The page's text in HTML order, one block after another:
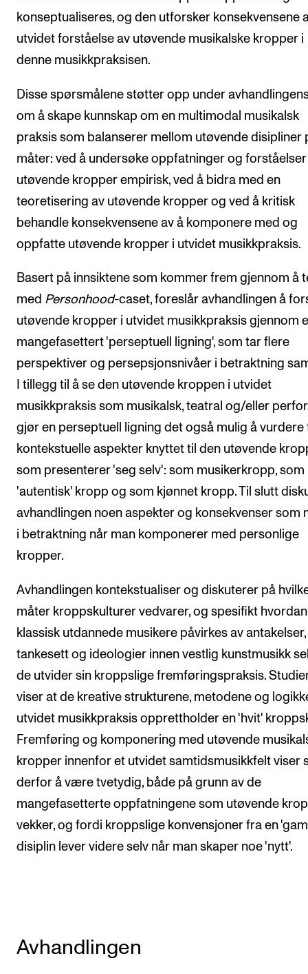
konseptualiseres, og den utforsker konsekvensene
utvidet forståelse av utøvende musikalske kropper i
denne musikkpraksisen.
Disse spørsmålene støtter opp under
om å skape kunnskap om en multimodal musikalsk
praksis som balanserer mellom utøvende disipliner
måter: ved å undersøke oppfatninger og forståelser
utøvende kropper empirisk, ved å bidra med en
teoretisering av utøvende kropper og ved å kritisk
behandle konsekvensene av å komponere med og
oppfatte utøvende kropper i utvidet musikkpraksis.
Basert på innsiktene som kommer frem gjennom å
med Personhood-caset, foreslår avhandlingen å
utøvende kropper i utvidet musikkpraksis gjennom
mangefasettert 'perseptuell ligning', som tar flere
perspektiver og persepsjonsnivåer i betraktning
I tillegg til å se den utøvende kroppen i utvidet
musikkpraksis som musikalsk, teatral og/eller
gjør en perseptuell ligning det også mulig å vurdere
kontekstuelle aspekter knyttet til den utøvende
som presenterer 'seg selv': som musikerkropp, som
'autentisk' kropp og som kjønnet kropp. Til slutt
avhandlingen noen aspekter og konsekvenser som
i betraktning når man komponerer med personlige
kropper.
Avhandlingen kontekstualiser og diskuterer på
måter kroppskulturer vedvarer, og spesifikt hvordan
klassisk utdannede musikere påvirkes av antakelser,
tankesett og ideologier innen vestlig kunstmusikk
de utvider sin kroppslige fremføringspraksis.
viser at de kreative strukturene, metodene og
utvidet musikkpraksis opprettholder en 'hvit'
Fremføring og komponering med utøvende
kropper innenfor et utvidet samtidsmusikkfelt viser
derfor å være tvetydig, både på grunn av de
mangefasetterte oppfatningene som utøvende
vekker, og fordi kroppslige konvensjoner fra en
disiplin lever videre selv når man skaper noe 'nytt'.
Avhandlingen